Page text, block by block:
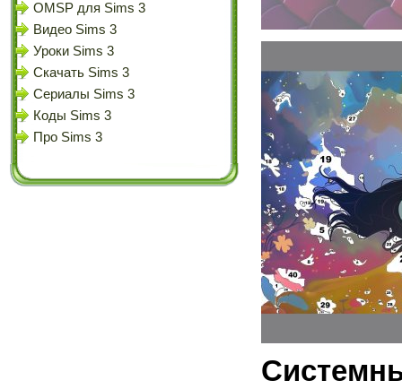
OMSP для Sims 3
Видео Sims 3
Уроки Sims 3
Скачать Sims 3
Сериалы Sims 3
Коды Sims 3
Про Sims 3